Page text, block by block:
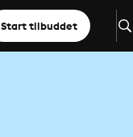
Start tilbuddet